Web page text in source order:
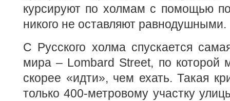
курсируют по холмам с помощью
никого не оставляют равнодушными.
С Русского холма спускается
мира – Lombard Street, по
скорее «идти», чем ехать. Такая
только 400-метровому участку